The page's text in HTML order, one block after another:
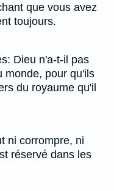
que vous avez
toujours.
Dieu n'a-t-il pas
monde, pour qu'ils
du royaume qu'il
ni corrompre, ni
réservé dans les